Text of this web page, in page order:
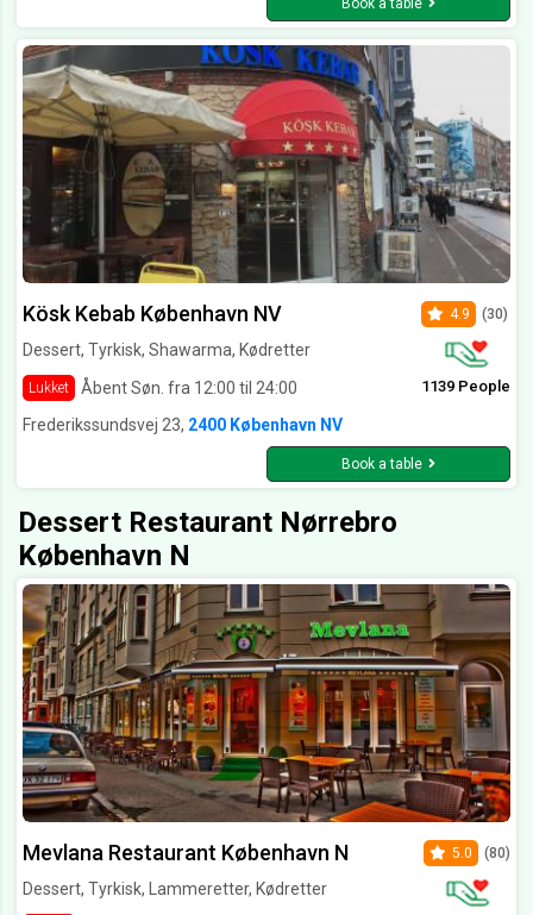
Book a table
Kösk Kebab København NV
Dessert, Tyrkisk, Shawarma, Kødretter
Lukket Åbent Søn. fra 12:00 til 24:00
4.9 (30)
1139 People
Frederikssundsvej 23, 2400 København NV
Book a table
Dessert Restaurant Nørrebro
København N
Mevlana Restaurant København N
Dessert, Tyrkisk, Lammeretter, Kødretter
5.0 (80)